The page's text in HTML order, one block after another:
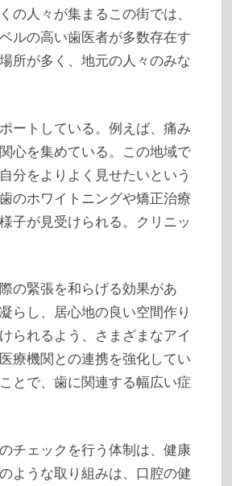
の人々が集まるこの街では、
ルの高い歯医者が多数存在す
所が多く、地元の人々のみな
ートしている。例えば、痛み
心を集めている。この地域で
分をよりよく見せたいという
のホワイトニングや矯正治療
子が見受けられる。クリニッ
の緊張を和らげる効果があ
らし、居心地の良い空間作り
られるよう、さまざまなアイ
療機関との連携を強化してい
とで、歯に関連する幅広い症
チェックを行う体制は、健康
ような取り組みは、口腔の健